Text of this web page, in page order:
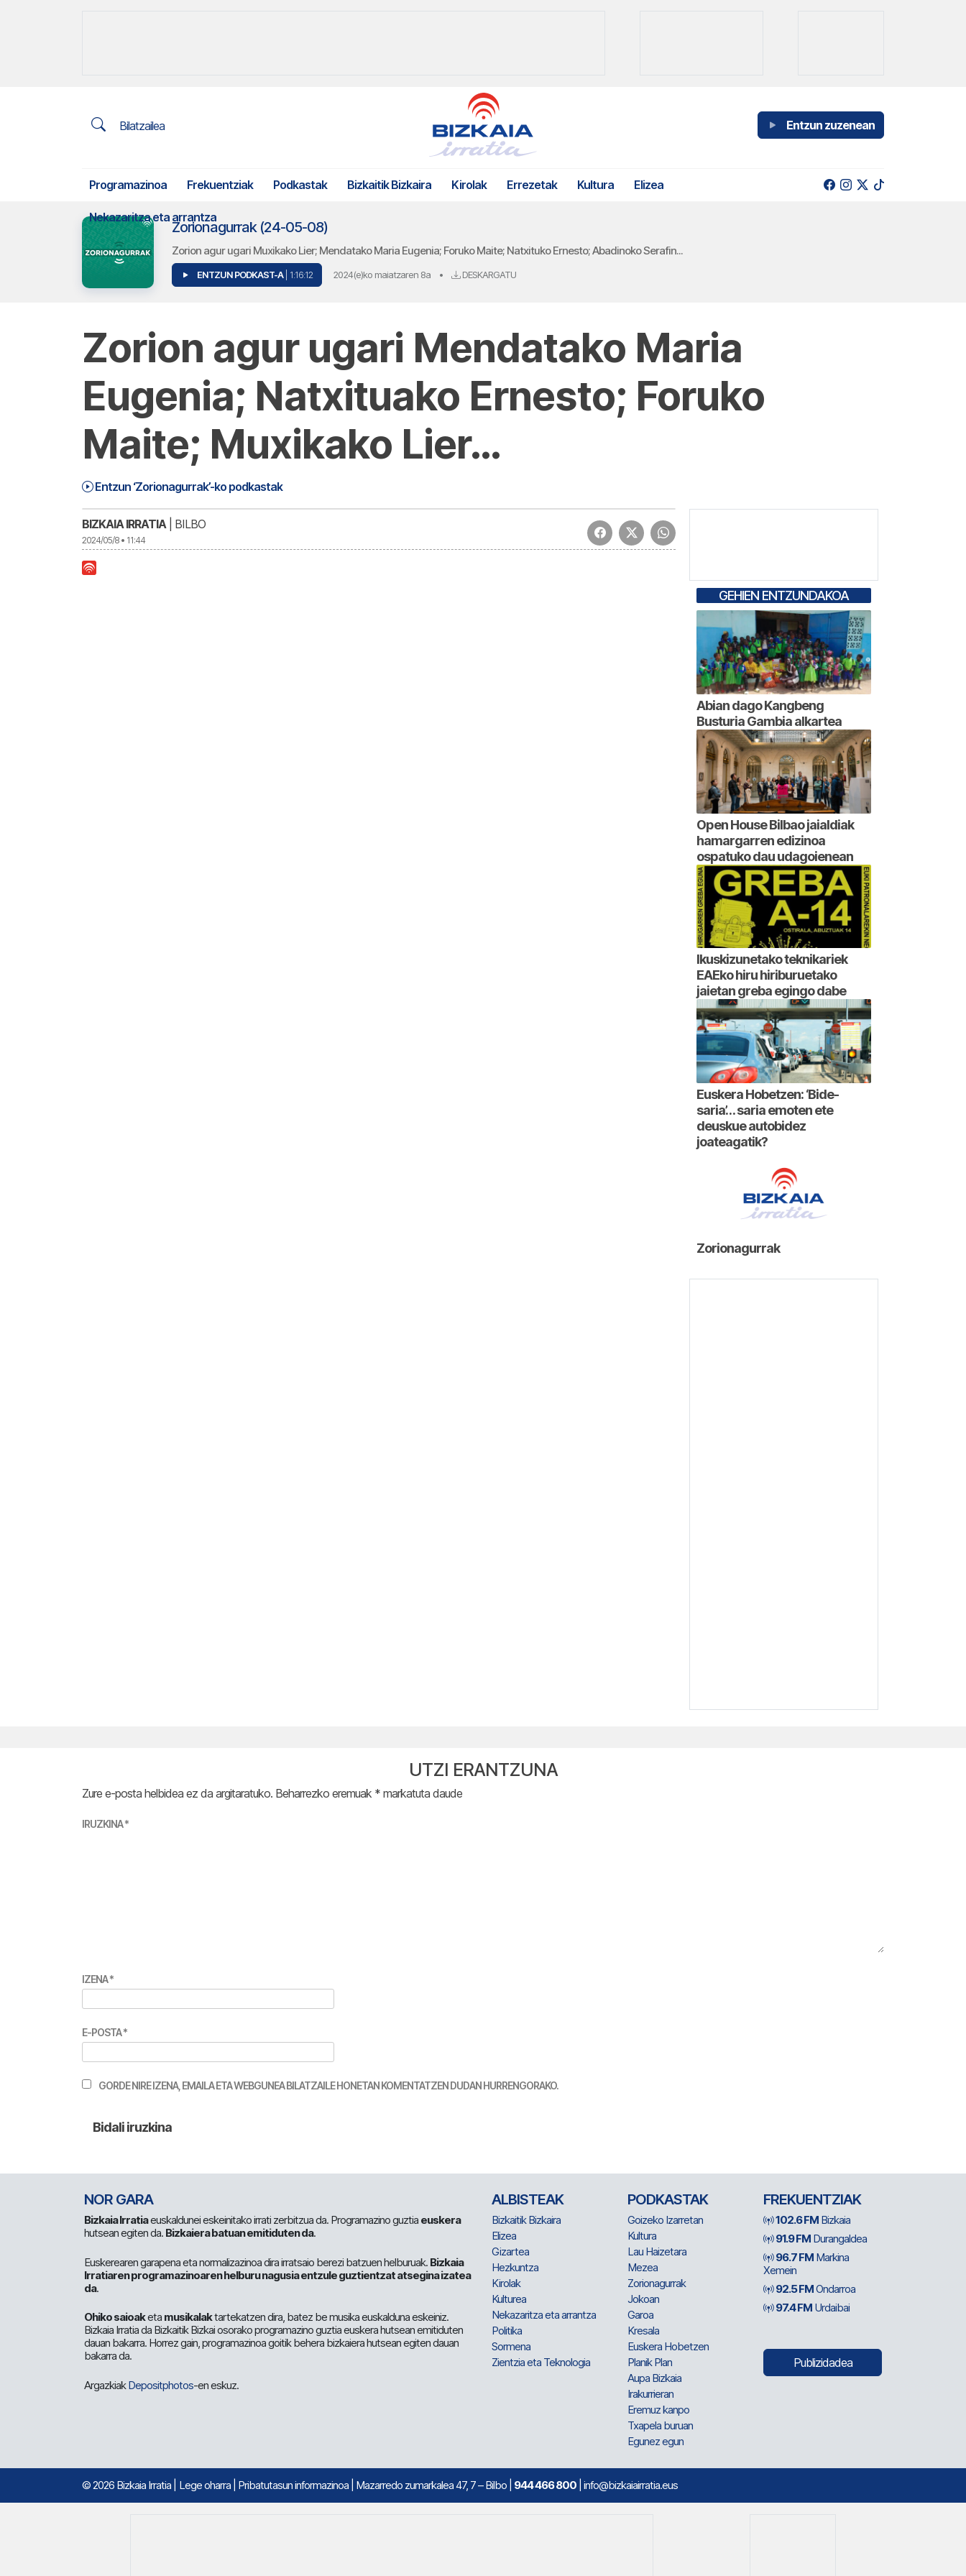
Bilatzailea Entzun zuzenean
Programazinoa Frekuentziak Podkastak Bizkaitik Bizkaira Kirolak Errezetak Kultura Elizea
Nekazaritza eta arrantza
Zorionagurrak (24-05-08)
Zorion agur ugari Muxikako Lier; Mendatako Maria Eugenia; Foruko Maite; Natxituko Ernesto; Abadinoko Serafin...
ENTZUN PODKAST-A | 1:16:12 2024(e)ko maiatzaren 8a • DESKARGATU
Zorion agur ugari Mendatako Maria
Eugenia; Natxituako Ernesto; Foruko
Maite; Muxikako Lier…
Entzun ‘Zorionagurrak’-ko podkastak
1:16:12 Zorionagurrak (24-05-08) | Zorionagurrak
BIZKAIA IRRATIA| BILBO
2024/05/8 • 11:44
GEHIEN ENTZUNDAKOA
Abian dago Kangbeng
Busturia Gambia alkartea
Open House Bilbao jaialdiak
hamargarren edizinoa
ospatuko dau udagoienean
Ikuskizunetako teknikariek
EAEko hiru hiriburuetako
jaietan greba egingo dabe
Euskera Hobetzen: ‘Bide-
saria’… saria emoten ete
deuskue autobidez
joateagatik?
Zorionagurrak
UTZI ERANTZUNA
Zure e-posta helbidea ez da argitaratuko. Beharrezko eremuak * markatuta daude
IRUZKINA*
IZENA*
E-POSTA*
GORDE NIRE IZENA, EMAILA ETA WEBGUNEA BILATZAILE HONETAN KOMENTATZEN DUDAN HURRENGORAKO.
NOR GARA
Bizkaia Irratiaeuskaldunei eskeinitako irrati zerbitzua da. Programazino guztia euskera
hutsean egiten da. Bizkaiera batuan emitiduten da.
Euskerearen garapena eta normalizazinoa dira irratsaio berezi batzuen helburuak. Bizkaia
Irratiaren programazinoaren helburu nagusia entzule guztientzat atsegina izatea
da.
Ohiko saioaketa musikalaktartekatzen dira, batez be musika euskalduna eskeiniz.
Bizkaia Irratia da Bizkaitik Bizkai osorako programazino guztia euskera hutsean emitiduten
dauan bakarra. Horrez gain, programazinoa goitik behera bizkaiera hutsean egiten dauan
bakarra da.
ArgazkiakDepositphotos-en eskuz.
ALBISTEAK
Bizkaitik Bizkaira
Elizea
Gizartea
Hezkuntza
Kirolak
Kulturea
Nekazaritza eta arrantza
Politika
Sormena
Zientzia eta Teknologia
PODKASTAK
Goizeko Izarretan
Kultura
Lau Haizetara
Mezea
Zorionagurrak
Jokoan
Garoa
Kresala
Euskera Hobetzen
Planik Plan
Aupa Bizkaia
Irakurrieran
Eremuz kanpo
Txapela buruan
Egunez egun
FREKUENTZIAK
102.6 FM Bizkaia
91.9 FM Durangaldea
96.7 FM Markina
Xemein
92.5 FMOndarroa
97.4 FM Urdaibai
Publizidadea
© 2026 Bizkaia Irratia Lege oharra Pribatutasun informazinoa | Mazarredo zumarkalea 47, 7 – Bilbo | 944 466 800 | info@bizkaiairratia.eus